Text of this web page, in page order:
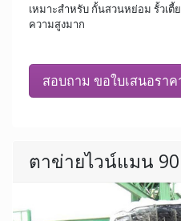
เหมาะสำหรับ กั้นสวนหย่อม รั้วเตี้
ความสูงมาก
สอบถาม ขอใบเสนอราค
ตาข่ายไวน์แมน 90